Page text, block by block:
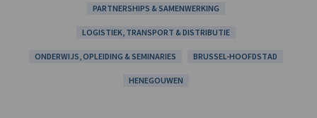
PARTNERSHIPS & SAMENWERKING
LOGISTIEK, TRANSPORT & DISTRIBUTIE
ONDERWIJS, OPLEIDING & SEMINARIES BRUSSEL-HOOFDSTAD
HENEGOUWEN